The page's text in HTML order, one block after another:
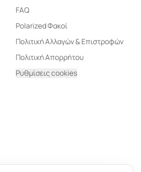
FAQ
Polarized Φακοί
Πολιτική Αλλαγών & Επιστροφών
Πολιτική Απορρήτου
Ρυθμίσεις cookies